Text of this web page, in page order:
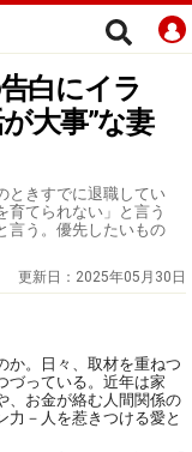
白にイラ
大事”な妻
ときすでに退職してい
育てられない」と言う
言う。優先したいもの
更新日： 2025年05月30日
か。日々、取材を重ねつ
づっている。近年は家
、お金が絡む人間関係の
力－人を惹きつける愛と